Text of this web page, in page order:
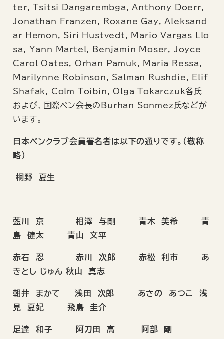
ter, Tsitsi Dangarembga, Anthony Doerr,
Jonathan Franzen, Roxane Gay, Aleksand
ar Hemon, Siri Hustvedt, Mario Vargas Llo
sa, Yann Martel, Benjamin Moser, Joyce
Carol Oates, Orhan Pamuk, Maria Ressa,
Marilynne Robinson, Salman Rushdie, Elif
Shafak, Colm Toibin, Olga Tokarczuk各氏
および、国際ペン会長のBurhan Sonmez氏などが
います。
日本ペンクラブ会員署名者は以下の通りです。（敬称
略）
桐野 夏生
藍川 京 相澤 与剛 青木 美希 青
島 健太 青山 文平
赤石 忍 赤川 次郎 赤松 利市 あ
きとし じゅん 秋山 真志
朝井 まかて 浅田 次郎 あさの あつこ 浅
見 夏妃 飛鳥 圭介
足達 和子 阿刀田 高 阿部 剛